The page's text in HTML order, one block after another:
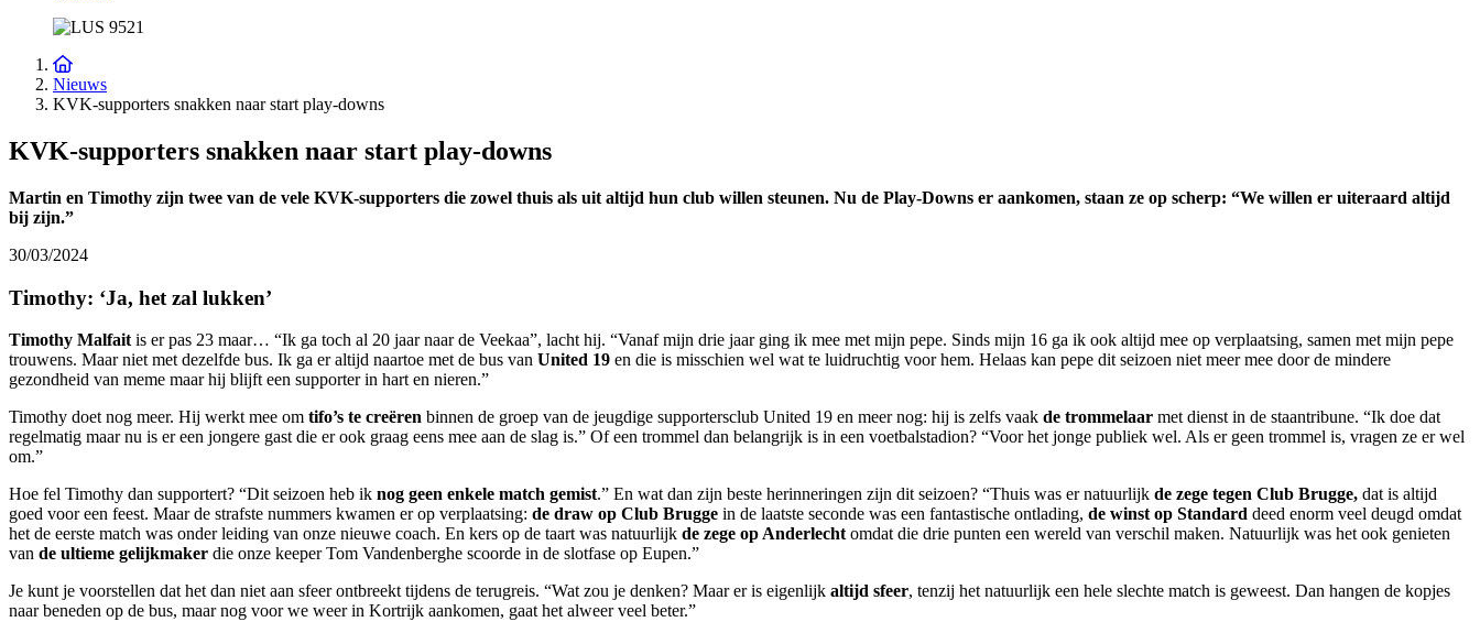
Nieuws
KVK-supporters snakken naar start play-downs
KVK-supporters snakken naar start play-downs
Martin en Timothy zijn twee van de vele KVK-supporters die zowel thuis als uit altijd hun club willen steunen. Nu de Play-Downs er aankomen, staan ze op scherp: “We willen er uiteraard altijd
bij zijn.”
30/03/2024
Timothy: ‘Ja, het zal lukken’
Timothy Malfait is er pas 23 maar… “Ik ga toch al 20 jaar naar de Veekaa”, lacht hij. “Vanaf mijn drie jaar ging ik mee met mijn pepe. Sinds mijn 16 ga ik ook altijd mee op verplaatsing, samen met mijn pepe
trouwens. Maar niet met dezelfde bus. Ik ga er altijd naartoe met de bus van United 19 en die is misschien wel wat te luidruchtig voor hem. Helaas kan pepe dit seizoen niet meer mee door de mindere
gezondheid van meme maar hij blijft een supporter in hart en nieren.”
Timothy doet nog meer. Hij werkt mee om tifo’s te creëren binnen de groep van de jeugdige supportersclub United 19 en meer nog: hij is zelfs vaak de trommelaar met dienst in de staantribune. “Ik doe dat
regelmatig maar nu is er een jongere gast die er ook graag eens mee aan de slag is.” Of een trommel dan belangrijk is in een voetbalstadion? “Voor het jonge publiek wel. Als er geen trommel is, vragen ze er wel
om.”
Hoe fel Timothy dan supportert? “Dit seizoen heb ik nog geen enkele match gemist.” En wat dan zijn beste herinneringen zijn dit seizoen? “Thuis was er natuurlijk de zege tegen Club Brugge, dat is altijd
goed voor een feest. Maar de strafste nummers kwamen er op verplaatsing: de draw op Club Brugge in de laatste seconde was een fantastische ontlading, de winst op Standard deed enorm veel deugd omdat
het de eerste match was onder leiding van onze nieuwe coach. En kers op de taart was natuurlijk de zege op Anderlecht omdat die drie punten een wereld van verschil maken. Natuurlijk was het ook genieten
van de ultieme gelijkmaker die onze keeper Tom Vandenberghe scoorde in de slotfase op Eupen.”
Je kunt je voorstellen dat het dan niet aan sfeer ontbreekt tijdens de terugreis. “Wat zou je denken? Maar er is eigenlijk altijd sfeer, tenzij het natuurlijk een hele slechte match is geweest. Dan hangen de kopjes
naar beneden op de bus, maar nog voor we weer in Kortrijk aankomen, gaat het alweer veel beter.”